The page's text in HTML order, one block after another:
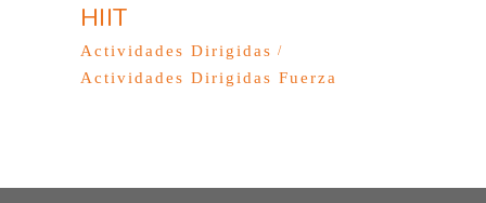
HIIT
Actividades Dirigidas
Actividades Dirigidas Fuerza